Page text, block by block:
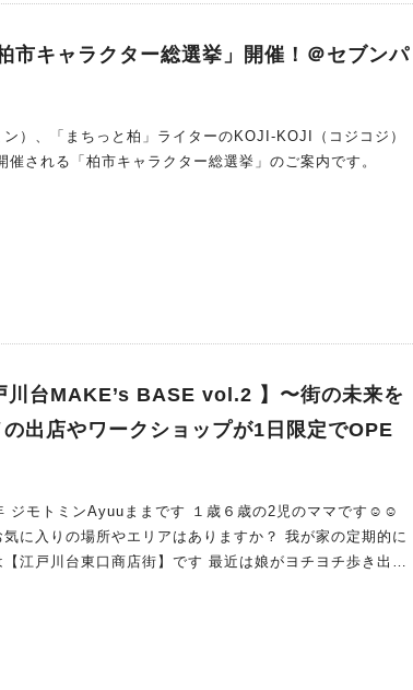
市キャラクター総選挙」開催！＠セブンパ
）、「まちっと柏」ライターのKOJI-KOJI（コジコジ）
開催される「柏市キャラクター総選挙」のご案内です。
川台MAKE’s BASE vol.2 】〜街の未来を
出店やワークショップが1日限定でOPE
ジモトミンAyuuままです １歳６歳の2児のママです☺︎☺︎
場所やエリアはありますか？ 我が家の定期的に
江戸川台東口商店街】です 最近は娘がヨチヨチ歩き出し
止まりません(≧∀≦) 今回も魅力的な内容や企画が盛りだ